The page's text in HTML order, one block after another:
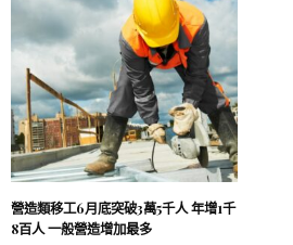
營造類移工6月底突破3萬5千人 年增1千
8百人 一般營造增加最多